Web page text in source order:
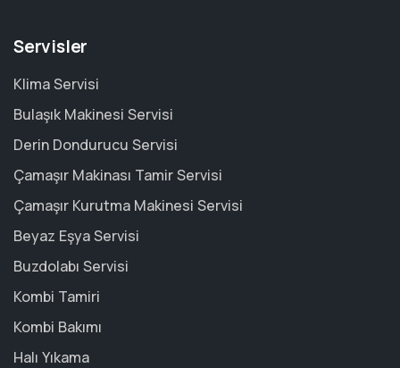
Servisler
Klima Servisi
Bulaşık Makinesi Servisi
Derin Dondurucu Servisi
Çamaşır Makinası Tamir Servisi
Çamaşır Kurutma Makinesi Servisi
Beyaz Eşya Servisi
Buzdolabı Servisi
Kombi Tamiri
Kombi Bakımı
Halı Yıkama